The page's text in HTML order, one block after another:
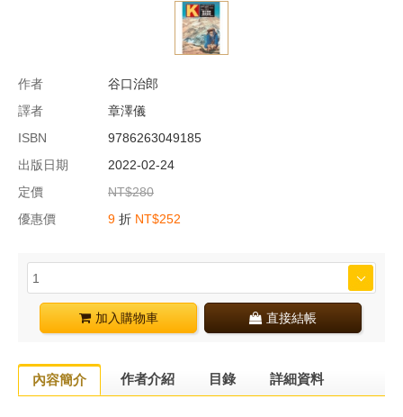
作者
谷口治郎
譯者
章澤儀
ISBN
9786263049185
出版日期
2022-02-24
定價
NT$280
優惠價
9 折 NT$252
加入購物車 直接結帳
內容簡介 作者介紹 目錄 詳細資料